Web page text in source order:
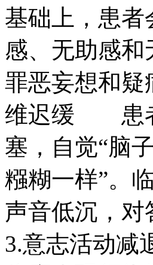
基础上，患
感、无助感
罪恶妄想和
维迟缓 患者
塞，自觉“脑
糨糊一样”。
声音低沉，
3.意志活动